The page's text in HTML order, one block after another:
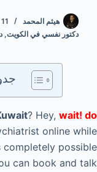
هيثم المحمد
11 فبراير، 2021
دكتور نفسي في الكويت,
? Hey, wait! do
online while
completely possible
can book and talk